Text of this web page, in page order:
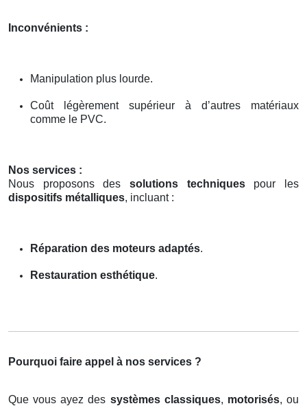
Inconvénients :
Manipulation plus lourde.
Coût légèrement supérieur à d’autres matériaux
comme le PVC.
Nos services :
Nous proposons des solutions techniquespour les
dispositifs métalliques, incluant :
Réparation des moteurs adaptés.
Restauration esthétique.
Pourquoi faire appel à nos services ?
Que vous ayez des systèmes classiques, motorisés, ou